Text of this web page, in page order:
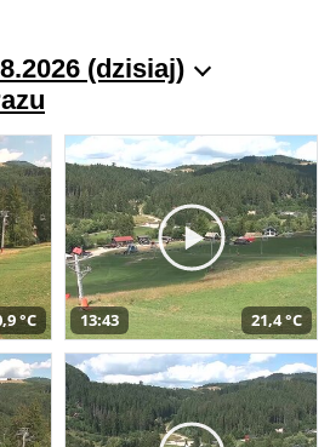
(dzisiaj)
°C 13:43 21,4 °C